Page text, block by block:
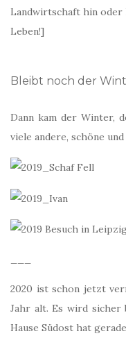
Landwirtschaft hin oder
Leben!]
Bleibt noch der
Dann kam der Winter,
viele andere, schöne
2020 ist schon jetzt
Jahr alt. Es wird sicher
Hause Südost hat